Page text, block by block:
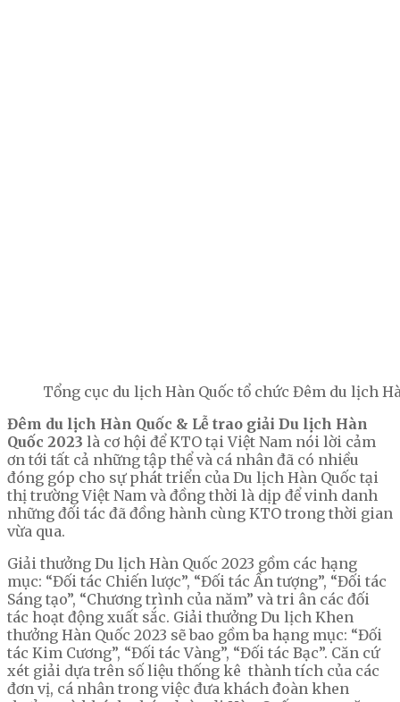
Tổng cục du lịch Hàn Quốc tổ chức Đêm du lịch
Đêm du lịch Hàn Quốc & Lễ trao giải Du lịch Hàn
Quốc 2023 là cơ hội để KTO tại Việt Nam nói lời cảm
ơn tới tất cả những tập thể và cá nhân đã có nhiều
đóng góp cho sự phát triển của Du lịch Hàn Quốc tại
thị trường Việt Nam và đồng thời là dịp để vinh danh
những đối tác đã đồng hành cùng KTO trong thời gian
vừa qua.
Giải thưởng Du lịch Hàn Quốc 2023 gồm các hạng
mục: “Đối tác Chiến lược”, “Đối tác Ấn tượng”, “Đối tác
Sáng tạo”, “Chương trình của năm” và tri ân các đối
tác hoạt động xuất sắc. Giải thưởng Du lịch Khen
thưởng Hàn Quốc 2023 sẽ bao gồm ba hạng mục: “Đối
tác Kim Cương”, “Đối tác Vàng”, “Đối tác Bạc”. Căn cứ
xét giải dựa trên số liệu thống kê thành tích của các
đơn vị, cá nhân trong việc đưa khách đoàn khen